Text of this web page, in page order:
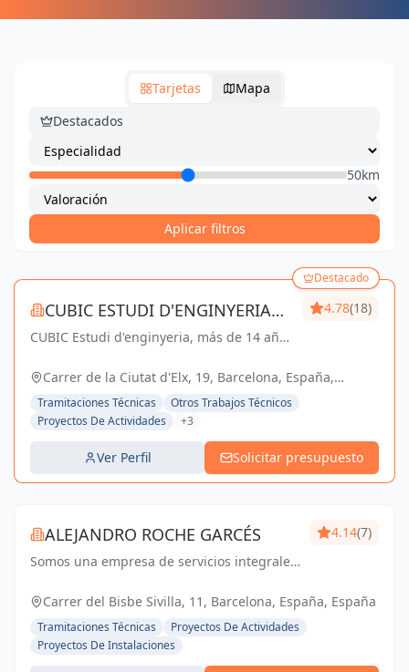
Tarjetas
Mapa
Destacados
50km
Aplicar filtros
Destacado
CUBIC ESTUDI D'ENGINYERIA
S.L.
CUBIC Estudi d'enginyeria, más de 14 años
Ingeniería con una trayectoria sólida y
4.78(18)
Carrer de la Ciutat d'Elx, 19, Barcelona, España,
España
Tramitaciones Técnicas
Otros Trabajos Técnicos
Proyectos De Actividades
+3
Ver Perfil Solicitar presupuesto
ALEJANDRO ROCHE GARCÉS
Somos una empresa de servicios integrales
necesidades técnicas de nuestr@s clientes
conocimie...
4.14(7)
Carrer del Bisbe Sivilla, 11, Barcelona, España, España
Tramitaciones Técnicas
Proyectos De Actividades
Proyectos De Instalaciones